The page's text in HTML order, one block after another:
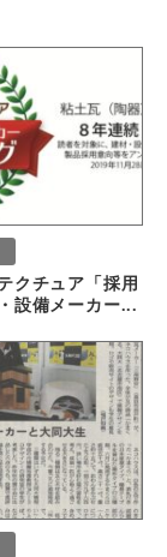
クチュア「採用
設備メーカー...